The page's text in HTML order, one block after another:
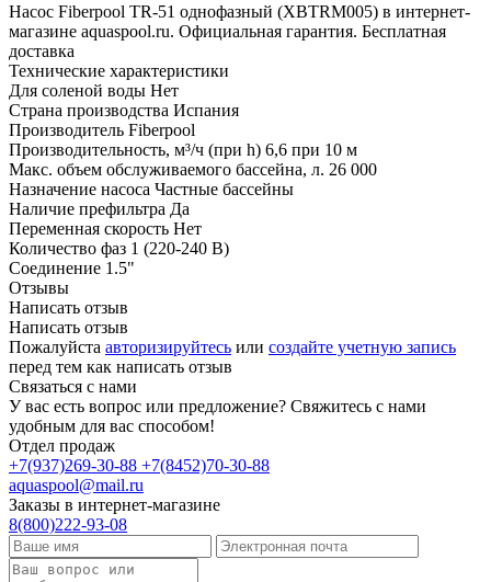
Насос Fiberpool TR-51 однофазный (XBTRM005) в интернет-
магазине aquaspool.ru. Официальная гарантия. Бесплатная
доставка
Технические характеристики
Для соленой воды Нет
Страна производства Испания
Производитель Fiberpool
Производительность, м³/ч (при h) 6,6 при 10 м
Макс. объем обслуживаемого бассейна, л. 26 000
Назначение насоса Частные бассейны
Наличие префильтра Да
Переменная скорость Нет
Количество фаз 1 (220-240 В)
Соединение 1.5"
Отзывы
Написать отзыв
Написать отзыв
Пожалуйста авторизируйтесь или создайте учетную запись
перед тем как написать отзыв
Связаться с нами
У вас есть вопрос или предложение? Свяжитесь с нами
удобным для вас способом!
Отдел продаж
+7(937)269-30-88 +7(8452)70-30-88
aquaspool@mail.ru
Заказы в интернет-магазине
8(800)222-93-08